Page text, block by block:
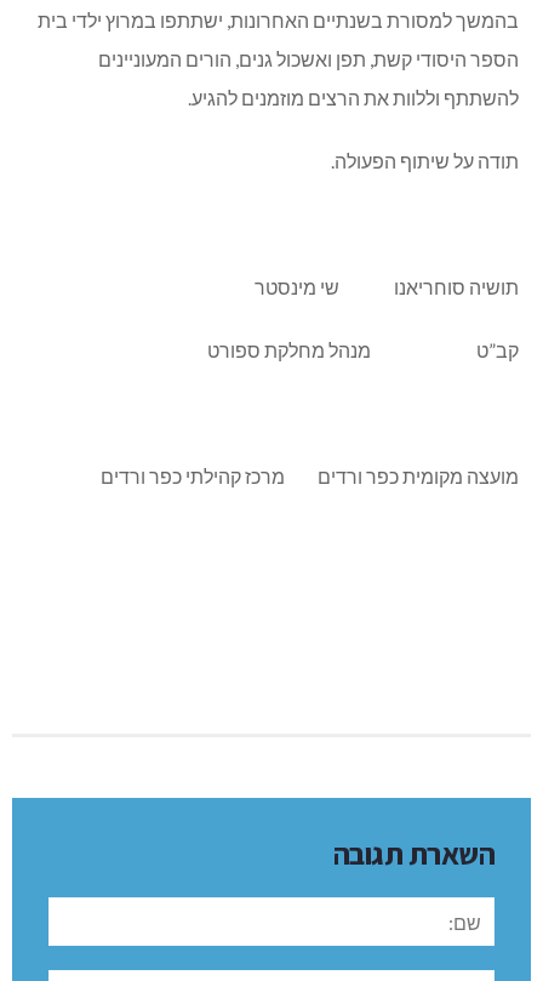
בהמשך למסורת בשנתיים האחרונות, ישתתפו במרוץ ילדי בית
הספר היסודי קשת, תפן ואשכול גנים, הורים המעוניינים
להשתתף וללוות את הרצים מוזמנים להגיע.
תודה על שיתוף הפעולה.
תושיה סוחריאנו שי מינסטר
קב”ט מנהל מחלקת ספורט
מועצה מקומית כפר ורדים מרכז קהילתי כפר ורדים
השארת תגובה